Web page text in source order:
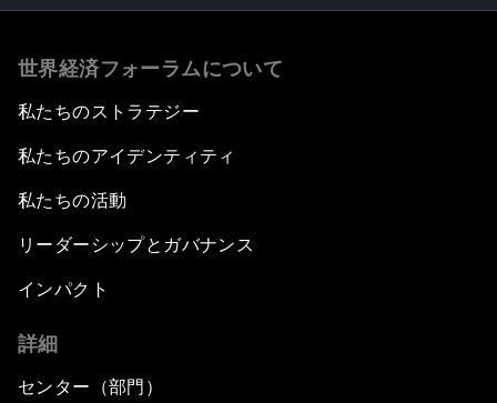
世界経済フォーラムについて
私たちのストラテジー
私たちのアイデンティティ
私たちの活動
リーダーシップとガバナンス
インパクト
詳細
センター（部門）